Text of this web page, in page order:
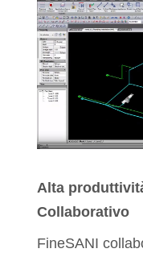
Alta
Collaborativo
FineSANI